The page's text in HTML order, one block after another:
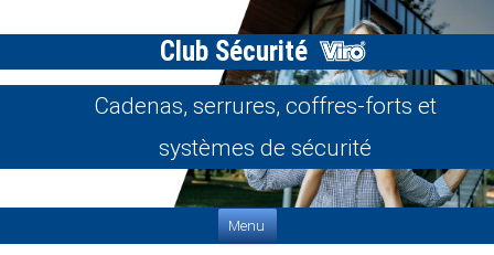
Club Sécurité
Cadenas, serrures, coffres-forts et
systèmes de sécurité
Menu